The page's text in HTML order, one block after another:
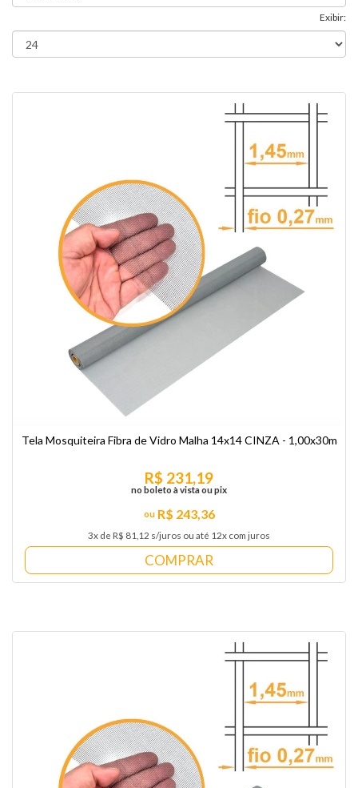
Exibir:
Tela Mosquiteira Fibra de Vidro Malha 14x14 CINZA - 1,00x30m
R$ 243,36
3x de R$ 81,12 s/juros ou até 12x com juros
R$ 231,19
no boleto à vista ou pix
COMPRAR